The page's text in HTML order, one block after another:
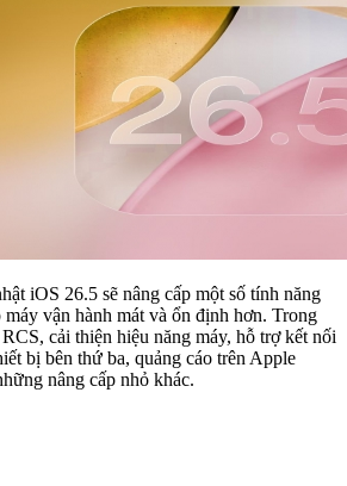
iOS 26.5 sẽ nâng cấp một số tính năng
vận hành mát và ổn định hơn. Trong
cải thiện hiệu năng máy, hỗ trợ kết nối
bị bên thứ ba, quảng cáo trên Apple
nâng cấp nhỏ khác.